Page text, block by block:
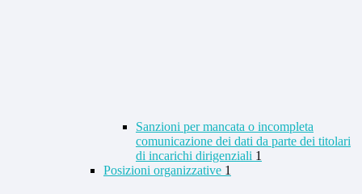
Sanzioni per mancata o incompleta
comunicazione dei dati da parte dei titolari
di incarichi dirigenziali 1
Posizioni organizzative 1